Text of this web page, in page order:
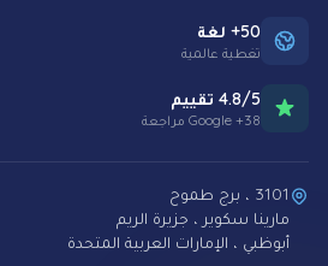
50+ لغة
تغطية عالمية
4.8/5 تقييم
38+ Google مراجعة
3101 ، برج طموح
مارينا سكوير ، جزيرة الريم
أبوظبي ، الإمارات العربية المتحدة